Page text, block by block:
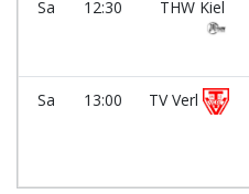
Sa 12:30 THW Kiel
Sa 13:00 TV Verl